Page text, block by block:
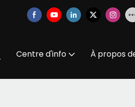
Centre d'info À propos